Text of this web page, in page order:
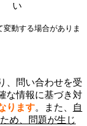
い
動する場合がありま
、問い合わせを受
な情報に基づき対
ります。また、
自
め、問題が生じ